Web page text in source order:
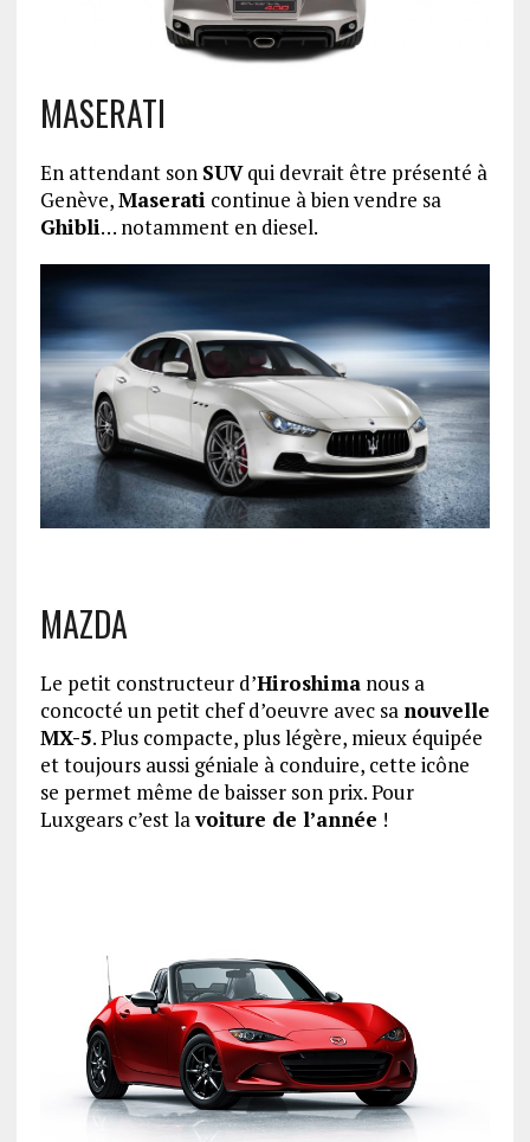
MASERATI
En attendant son SUVqui devrait être présenté à
Genève,Maserati continue à bien vendre sa
Ghibli… notamment en diesel.
MAZDA
Le petit constructeur d’Hiroshimanous a
concocté un petit chef d’oeuvre avec sa nouvelle
MX-5. Plus compacte, plus légère, mieux équipée
et toujours aussi géniale à conduire, cette icône
se permet même de baisser son prix. Pour
Luxgears c’est lavoiture de l’année !